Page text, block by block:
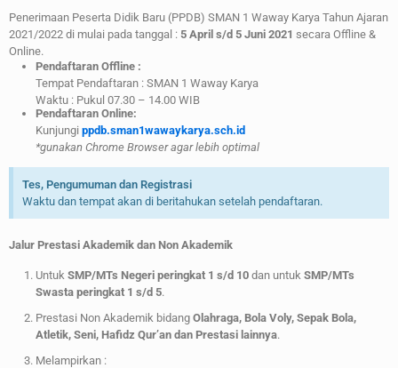
Penerimaan Peserta Didik Baru (PPDB) SMAN 1 Waway Karya Tahun Ajaran
2021/2022 di mulai pada tanggal : 5 April s/d 5 Juni 2021 secara Offline &
Online.
Pendaftaran Offline :
Tempat Pendaftaran : SMAN 1 Waway Karya
Waktu : Pukul 07.30 – 14.00 WIB
Pendaftaran Online:
Kunjungi ppdb.sman1wawaykarya.sch.id
*gunakan Chrome Browser agar lebih optimal
Tes, Pengumuman dan Registrasi
Waktu dan tempat akan di beritahukan setelah pendaftaran.
Jalur Prestasi Akademik dan Non Akademik
Untuk SMP/MTs Negeri peringkat 1 s/d 10 dan untuk SMP/MTs
Swasta peringkat 1 s/d 5.
Prestasi Non Akademik bidang Olahraga, Bola Voly, Sepak Bola,
Atletik, Seni, Hafidz Qur’an dan Prestasi lainnya.
Melampirkan :